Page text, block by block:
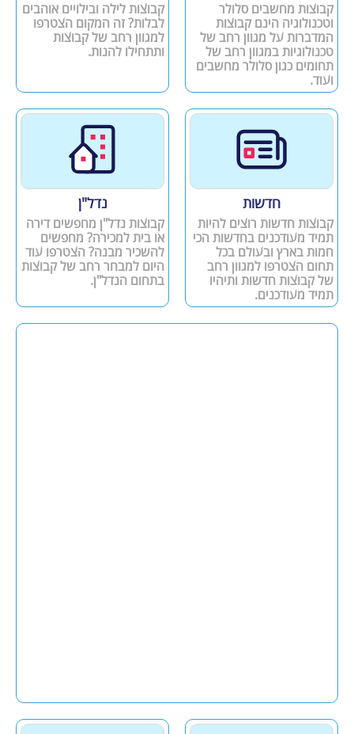
קבוצות מחשבים סלולר
וטכנולוגיה הינם קבוצות
המדברות על מגוון רחב של
טכנולוגיות במגוון רחב של
תחומים כגון סלולר מחשבים
ועוד.
קבוצות לילה ובילויים אוהבים
לבלות? זה המקום הצטרפו
למגוון רחב של קבוצות
ותתחילו להנות.
חדשות
קבוצות חדשות רוצים להיות
תמיד מעודכנים בחדשות הכי
חמות בארץ ובעולם בכל
תחום הצטרפו למגוון רחב
של קבוצות חדשות ותיהיו
תמיד מעודכנים.
נדל"ן
קבוצות נדל"ן מחפשים דירה
או בית למכירה? מחפשים
להשכיר מבנה? הצטרפו עוד
היום למבחר רחב של קבוצות
בתחום הנדל"ן.